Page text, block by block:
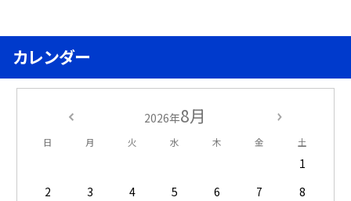
カレンダー
2026年8月
日 月 火 水 木 金 土
1
2
3 4 5 6 7
8